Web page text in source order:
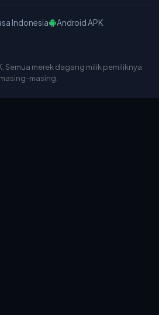
Indonesia
Android APK
Semua merek dagang milik pemiliknya
masing-masing.